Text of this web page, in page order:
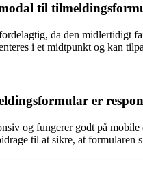
til
da den midlertidigt
i et midtpunkt og kan
er
og fungerer godt på
til at sikre, at